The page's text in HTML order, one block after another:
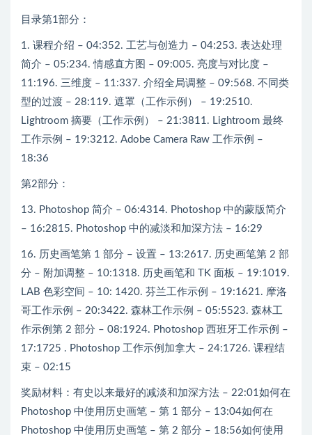
目录第1部分：
1. 课程介绍 – 04:352. 工艺与创造力 – 04:253. 表达处理
简介 – 05:234. 情感直方图 – 09:005. 亮度与对比度 –
11:196. 三维度 – 11:337. 介绍全局调整 – 09:568. 不同类
型的过渡 – 28:119. 遮罩（工作示例） – 19:2510.
Lightroom 摘要（工作示例） – 21:3811. Lightroom 最终
工作示例 – 19:3212. Adob​​e Camera Raw 工作示例 –
18:36
第2部分：
13. Photoshop 简介 – 06:4314. Photoshop 中的蒙版简介
– 16:2815. Photoshop 中的减淡和加深方法 – 16:29
16. 历史画笔第 1 部分 – 设置 – 13:2617. 历史画笔第 2 部
分 – 附加调整 – 10:1318. 历史画笔和 TK 面板 – 19:1019.
LAB 色彩空间 – 10: 1420. 芬兰工作示例 – 19:1621. 摩洛
哥工作示例 – 20:3422. 森林工作示例 – 05:5523. 森林工
作示例第 2 部分 – 08:1924. Photoshop 西班牙工作示例 –
17:1725 . Photoshop 工作示例加拿大 – 24:1726. 课程结
束 – 02:15
奖励材料：有史以来最好的减淡和加深方法 – 22:01如何在
Photoshop 中使用历史画笔 – 第 1 部分 – 13:04如何在
Photoshop 中使用历史画笔 – 第 2 部分 – 18:56如何使用